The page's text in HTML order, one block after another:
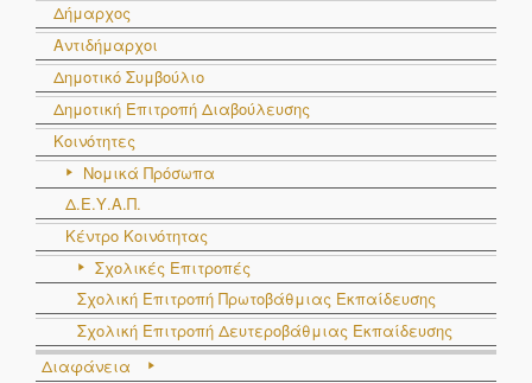
Δήμαρχος
Αντιδήμαρχοι
Δημοτικό Συμβούλιο
Δημοτική Επιτροπή Διαβούλευσης
Κοινότητες
Νομικά Πρόσωπα
Δ.Ε.Υ.Α.Π.
Κέντρο Κοινότητας
Σχολικές Επιτροπές
Σχολική Επιτροπή Πρωτοβάθμιας Εκπαίδευσης
Σχολική Επιτροπή Δευτεροβάθμιας Εκπαίδευσης
Διαφάνεια